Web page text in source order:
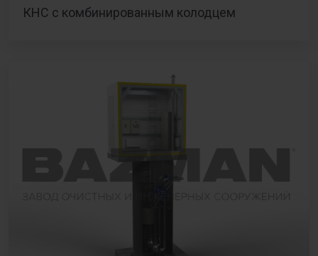
КНС с комбинированным колодцем